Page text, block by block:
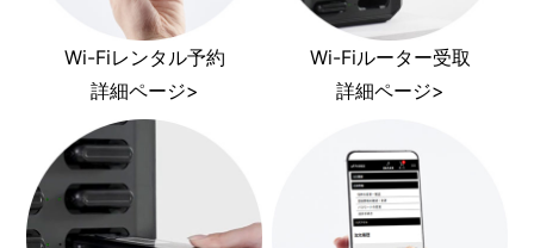
Wi-Fiレンタル予約
詳細ページ>
Wi-Fiルーター受取
詳細ページ>